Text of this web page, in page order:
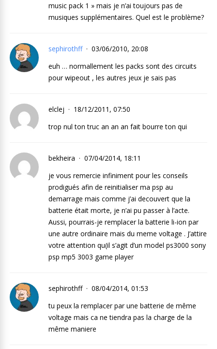
music pack 1 » mais je n’ai toujours pas de
musiques supplémentaires. Quel est le problème?
sephirothff
03/06/2010, 20:08
euh … normallement les packs sont des circuits
pour wipeout , les autres jeux je sais pas
elclej
18/12/2011, 07:50
trop nul ton truc an an an fait bourre ton qui
bekheira
07/04/2014, 18:11
je vous remercie infiniment pour les conseils
prodigués afin de reinitialiser ma psp au
demarrage mais comme j’ai decouvert que la
batterie était morte, je n’ai pu passer à l’acte.
Aussi, pourrais-je remplacer la batterie li-ion par
une autre ordinaire mais du meme voltage . J’attire
votre attention qu(il s’agit d’un model ps3000 sony
psp mp5 3003 game player
sephirothff
08/04/2014, 01:53
tu peux la remplacer par une batterie de même
voltage mais ca ne tiendra pas la charge de la
même maniere